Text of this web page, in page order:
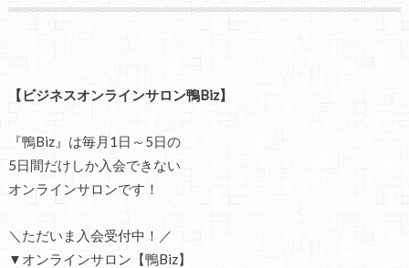
【ビジネスオンラインサロン鴨Biz】
『鴨Biz』は毎月1日～5日の
5日間だけしか入会できない
オンラインサロンです！
＼ただいま入会受付中！／
▼オンラインサロン【鴨Biz】